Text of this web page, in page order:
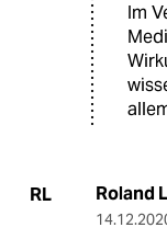
Im
RL Roland